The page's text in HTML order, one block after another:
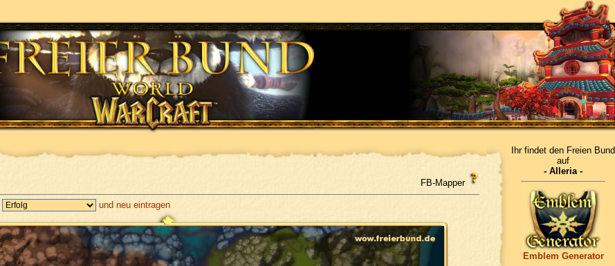
FB-Mapper
und neu eintragen
Ihr findet den Freien Bund
auf
- Alleria -
Emblem Generator